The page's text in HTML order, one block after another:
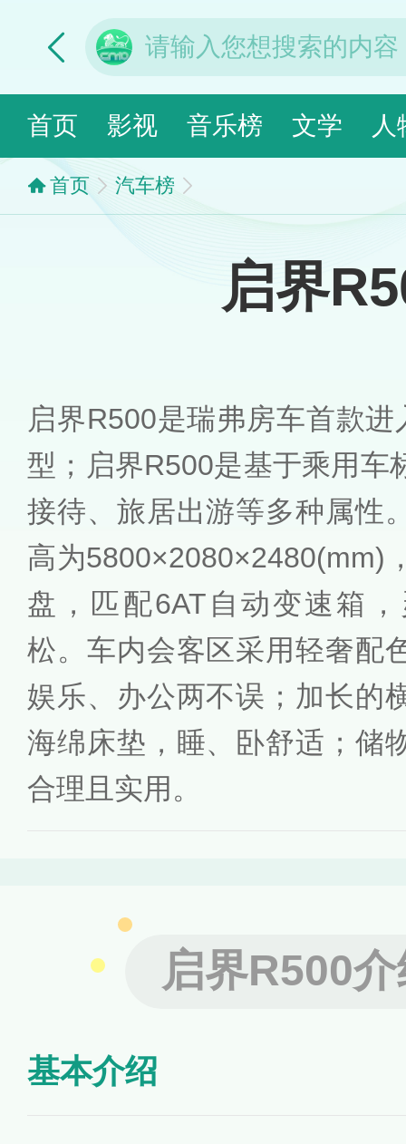
首页 影视 音乐榜 文学 人
首页 汽车榜
启界
启界R500是瑞弗房车首款
型；启界R500是基于乘用车
接待、旅居出游等多种属性
高为5800×2080×2480(mm)
盘，匹配6AT自动变速箱
松。车内会客区采用轻奢配
娱乐、办公两不误；加长的
海绵床垫，睡、卧舒适；储
合理且实用。
启界R500
基本介绍